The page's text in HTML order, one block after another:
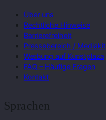
Über uns
Rechtliche Hinweise
Barrierefreiheit
Pressebereich / Mediakit
Werbung auf Kunstplaza
FAQ – Häufige Fragen
Kontakt
Sprachen